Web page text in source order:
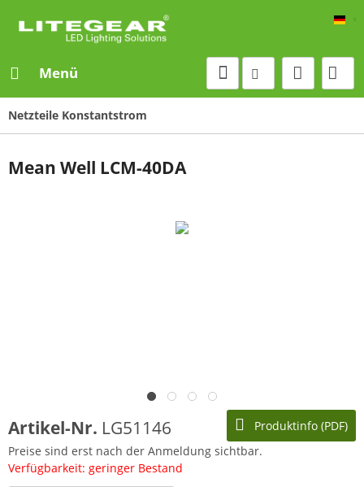
Menü
Netzteile Konstantstrom
Mean Well LCM-40DA
Produktinfo (PDF)
Artikel-Nr. LG51146
Preise sind erst nach der Anmeldung sichtbar.
Verfügbarkeit: geringer Bestand